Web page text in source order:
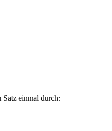
Satz einmal durch: